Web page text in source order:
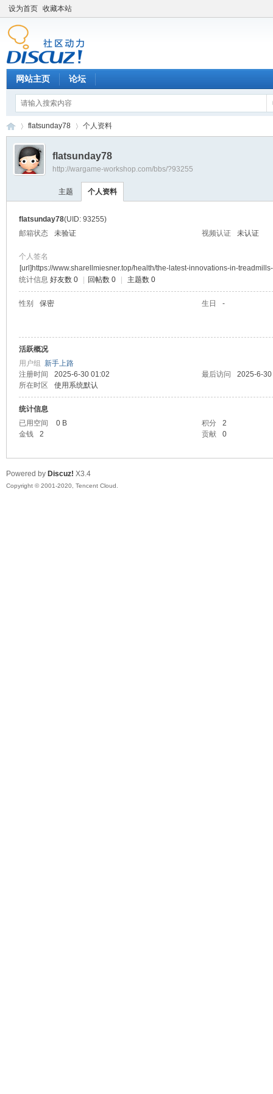
设为首页 收藏本站
网站主页 论坛
›
flatsunday78 个人资料
flatsunday78
http://wargame-workshop.com/bbs/?93255
主题 个人资料
flatsunday78(UID: 93255)
邮箱状态
未验证 视频认证 未认证
个人签名
[url]https://www.sharellmiesner.top/health/the-latest-innovations-in-treadmills-
统计信息 好友数 0 回帖数 0 主题数 0
性别 保密 生日 -
活跃概况
用户组 新手上路
注册时间
2025-6-30 01:02 最后访问
2025-6-
所在时区
使用系统默认
统计信息
已用空间
0 B 积分
2
金钱
2 贡献 0
Powered by Discuz! X3.4
Copyright © 2001-2020, Tencent Cloud.